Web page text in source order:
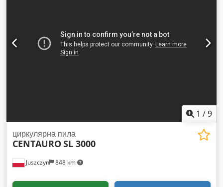
1 /9
Juszczyn 848 km
циркулярна пила
CENTAUROSL 3000